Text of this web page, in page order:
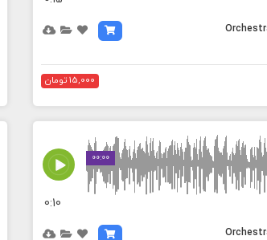
15,000 تومان
00:00
MEDIA_ELEMENT_ERROR:
0:10